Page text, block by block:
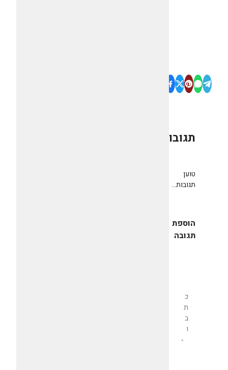
תגובות
טוען
תגובות...
הוספת
תגובה